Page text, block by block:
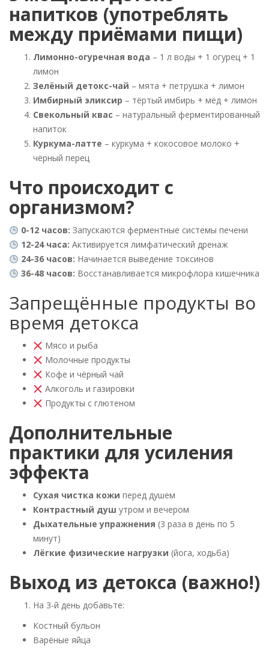
напитков (употреблять
между приёмами пищи)
Лимонно-огуречная вода – 1 л воды + 1 огурец + 1
лимон
Зелёный детокс-чай – мята + петрушка + лимон
Имбирный эликсир – тёртый имбирь + мёд + лимон
Свекольный квас – натуральный ферментированный
напиток
Куркума-латте – куркума + кокосовое молоко +
чёрный перец
Что происходит с
организмом?
0-12 часов: Запускаются ферментные системы печени
12-24 часа: Активируется лимфатический дренаж
24-36 часов: Начинается выведение токсинов
36-48 часов: Восстанавливается микрофлора кишечника
Запрещённые продукты во
время детокса
Мясо и рыба
Молочные продукты
Кофе и чёрный чай
Алкоголь и газировки
Продукты с глютеном
Дополнительные
практики для усиления
эффекта
Сухая чистка кожи перед душем
Контрастный душ утром и вечером
Дыхательные упражнения (3 раза в день по 5
минут)
Лёгкие физические нагрузки (йога, ходьба)
Выход из детокса (важно!)
На 3-й день добавьте:
Костный бульон
Варёные яйца